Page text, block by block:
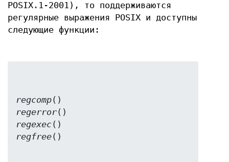
POSIX.1-2001), то поддерживаются
регулярные выражения POSIX и доступны
следующие функции:
regcomp
regerror
regexec
regfree